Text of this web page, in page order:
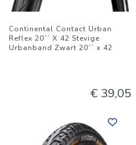
Continental Contact Urban
Reflex 20´´ X 42 Stevige
Urbanband Zwart 20´´ x 42
€ 39,05